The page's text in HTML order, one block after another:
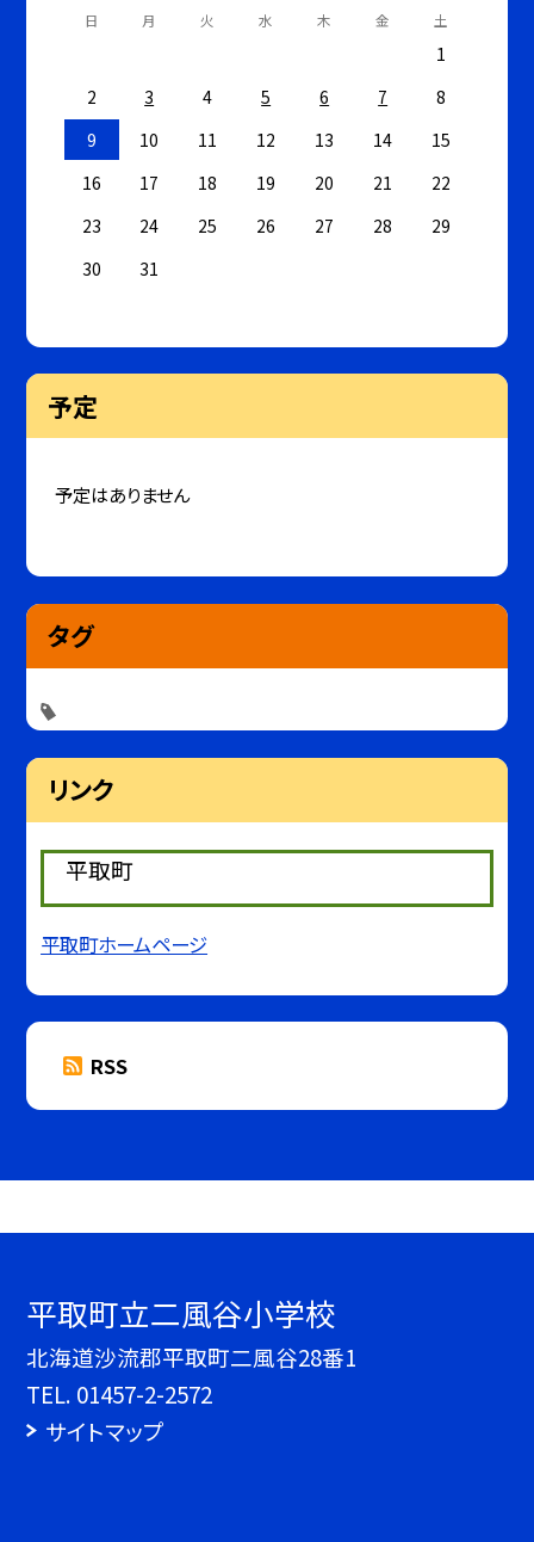
日 月 火 水 木 金 土
1
2
3 4 5 6 7
8
9
10 11 12 13 14
15
16
17 18 19 20 21
22
23
24 25 26 27 28
29
30
31
予定
予定はありません
タグ
リンク
平取町
平取町ホームページ
RSS
平取町立二風谷小学校
北海道沙流郡平取町二風谷28番1
TEL. 01457-2-2572
サイトマップ